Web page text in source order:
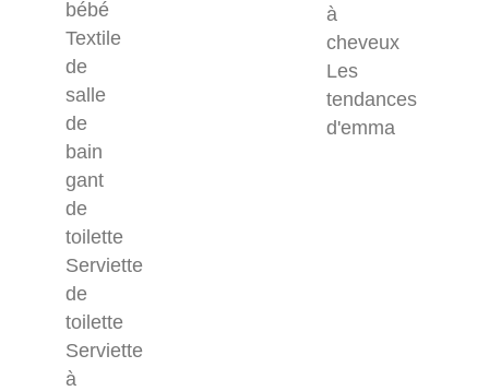
bébé
Textile
de
salle
de
bain
gant
de
toilette
Serviette
de
toilette
Serviette
à
à
cheveux
Les
tendances
d'emma